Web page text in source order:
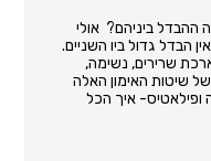
ההבדל ביניהם? אולי
הבדל גדול ביו השניים.
שרירים, נשימה,
שיטות האימון האלה
ופילאטיס- איך הכל